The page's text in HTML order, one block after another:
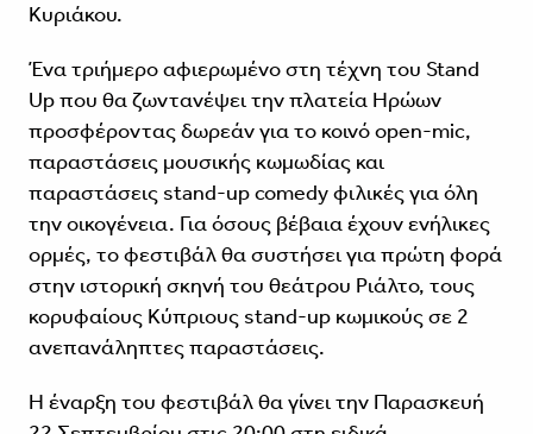
Κυριάκου.
Ένα τριήμερο αφιερωμένο στη τέχνη του Stand
Up που θα ζωντανέψει την πλατεία Ηρώων
προσφέροντας δωρεάν για το κοινό open-mic,
παραστάσεις μουσικής κωμωδίας και
παραστάσεις stand-up comedy φιλικές για όλη
την οικογένεια. Για όσους βέβαια έχουν ενήλικες
ορμές, το φεστιβάλ θα συστήσει για πρώτη φορά
στην ιστορική σκηνή του θεάτρου Ριάλτο, τους
κορυφαίους Κύπριους stand-up κωμικούς σε 2
ανεπανάληπτες παραστάσεις.
Η έναρξη του φεστιβάλ θα γίνει την Παρασκευή